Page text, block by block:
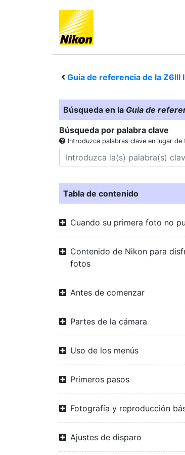
Guia de referencia de la Z6III
Búsqueda en la Guia de
Búsqueda por palabra clave
Introduzca palabras clave en lugar de
Tabla de contenido
Cuando su primera foto no
Contenido de Nikon para
fotos
Antes de comenzar
Partes de la cámara
Uso de los menús
Primeros pasos
Fotografía y reproducción
Ajustes de disparo